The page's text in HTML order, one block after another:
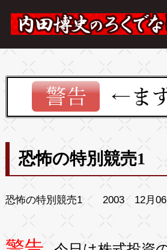
恐怖の特別競売1
恐怖の特別競売1 2003 12月